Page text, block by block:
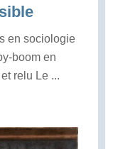
en sociologie
boom en
relu Le ...